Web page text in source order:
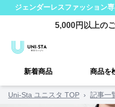
ジェンダーレスファッション
5,000円以上の
新着商品 商品を
Uni-Sta ユニスタ TOP › 記事一